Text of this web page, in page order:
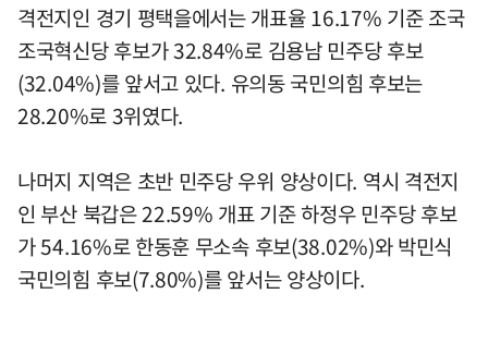
격전지인 경기 평택을에서는 개표율 16.17% 기준 조국
조국혁신당 후보가 32.84%로 김용남 민주당 후보
(32.04%)를 앞서고 있다. 유의동 국민의힘 후보는
28.20%로 3위였다.
나머지 지역은 초반 민주당 우위 양상이다. 역시 격전지
인 부산 북갑은 22.59% 개표 기준 하정우 민주당 후보
가 54.16%로 한동훈 무소속 후보(38.02%)와 박민식
국민의힘 후보(7.80%)를 앞서는 양상이다.